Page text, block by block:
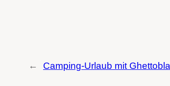
← Camping-Urlaub mit